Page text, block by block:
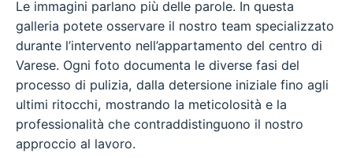
Le immagini parlano più delle parole. In questa
galleria potete osservare il nostro team specializzato
durante l’intervento nell’appartamento del centro di
Varese. Ogni foto documenta le diverse fasi del
processo di pulizia, dalla detersione iniziale fino agli
ultimi ritocchi, mostrando la meticolosità e la
professionalità che contraddistinguono il nostro
approccio al lavoro.